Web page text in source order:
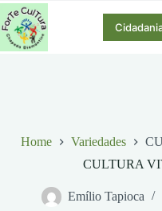
Pular
para
o
conteúdo
Home Variedades
CULTURA
Emílio Tapioca